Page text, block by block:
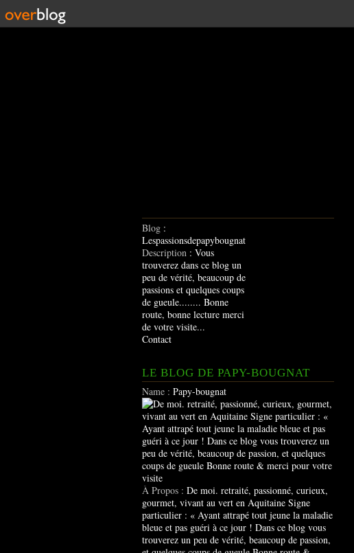
Blog :
Lespassionsdepapybougnat
Description : Vous
trouverez dans ce blog un
peu de vérité, beaucoup de
passions et quelques coups
de gueule........ Bonne
route, bonne lecture merci
de votre visite...
Contact
LE BLOG DE PAPY-BOUGNAT
Name : Papy-bougnat
À Propos : De moi. retraité, passionné, curieux,
gourmet, vivant au vert en Aquitaine Signe
particulier : « Ayant attrapé tout jeune la maladie
bleue et pas guéri à ce jour ! Dans ce blog vous
trouverez un peu de vérité, beaucoup de passion,